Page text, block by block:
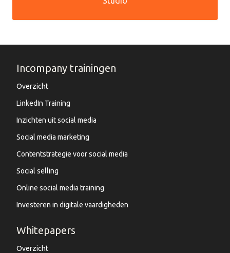
Incompany trainingen
Overzicht
LinkedIn Training
Inzichten uit social media
Social media marketing
Contentstrategie voor social media
Social selling
Online social media training
Investeren in digitale vaardigheden
Whitepapers
Overzicht